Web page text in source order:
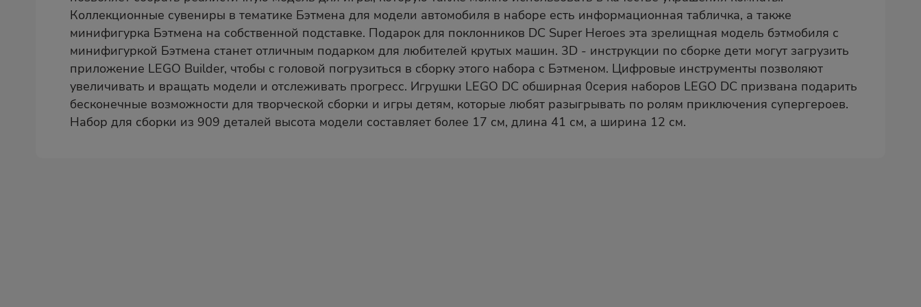
Коллекционные сувениры в тематике Бэтмена для модели автомобиля в наборе есть информационная табличка, а также
минифигурка Бэтмена на собственной подставке. Подарок для поклонников DC Super Heroes эта зрелищная модель бэтмобиля с
минифигуркой Бэтмена станет отличным подарком для любителей крутых машин. 3D - инструкции по сборке дети могут загрузить
приложение LEGO Builder, чтобы с головой погрузиться в сборку этого набора с Бэтменом. Цифровые инструменты позволяют
увеличивать и вращать модели и отслеживать прогресс. Игрушки LEGO DC обширная 0серия наборов LEGO DC призвана подарить
бесконечные возможности для творческой сборки и игры детям, которые любят разыгрывать по ролям приключения супергероев.
Набор для сборки из 909 деталей высота модели составляет более 17 см, длина 41 см, а ширина 12 см.